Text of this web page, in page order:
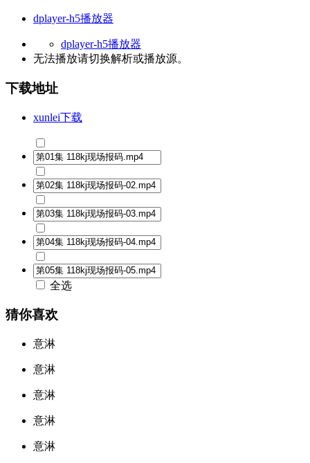
dplayer-h5播放器
dplayer-h5播放器
无法播放请切换解析或播放源。
下载地址
xunlei下载
全选
猜你喜欢
意淋
意淋
意淋
意淋
意淋